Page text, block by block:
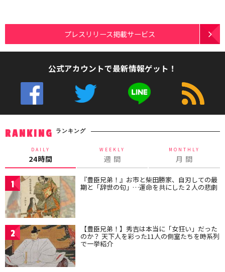
プレスリリース掲載サービス
公式アカウントで最新情報ゲット！
RANKING ランキング
DAILY
24時間
WEEKLY
週 間
MONTHLY
月 間
1 『豊臣兄弟！』お市と柴田勝家、自刃しての最
期と「辞世の句」…運命を共にした２人の悲劇
2 【豊臣兄弟！】秀吉は本当に「女狂い」だった
のか？ 天下人を彩った11人の側室たちを時系列
で一挙紹介